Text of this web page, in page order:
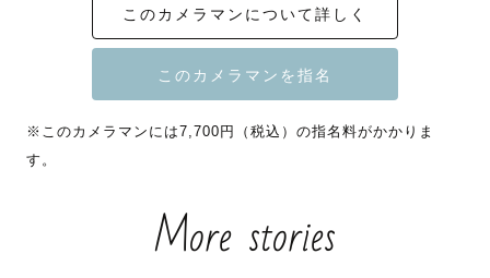
対応可能です📷
日差しが強い今の時期は、
・早朝〜10:00スタート
・14:00〜日没まで
の撮影を中心にご案内しております☀︎
このカメラマンについて詳しく
※このカメラマンには7,700円（税込）の指名料がかかりま
す。
More stories